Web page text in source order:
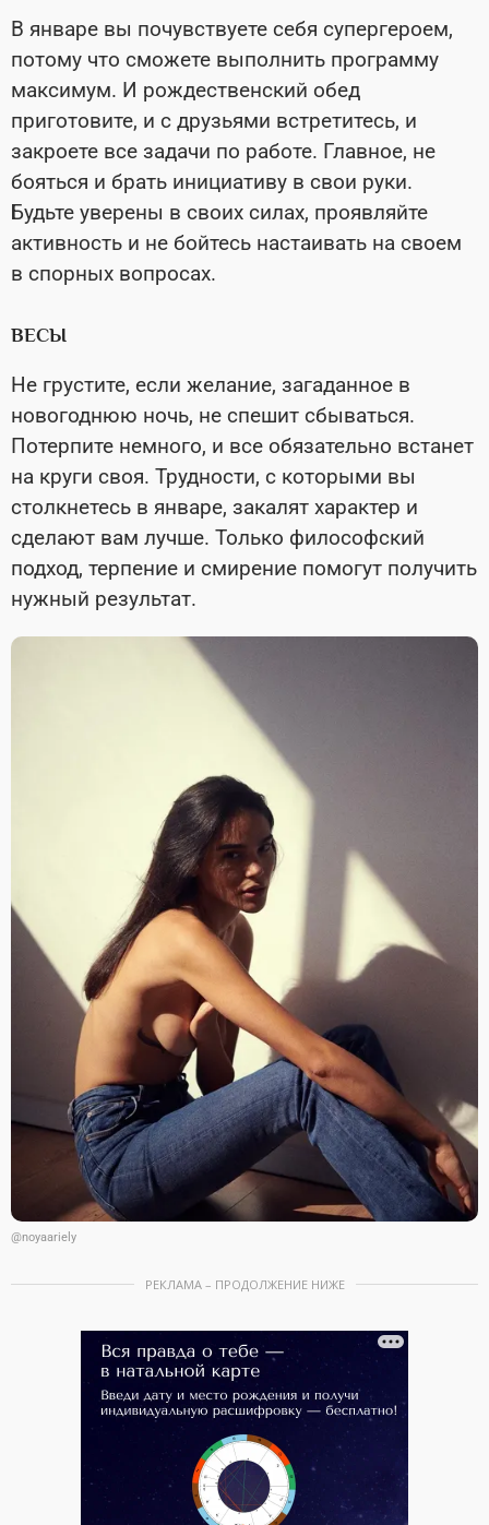
В январе вы почувствуете себя супергероем,
потому что сможете выполнить программу
максимум. И рождественский обед
приготовите, и с друзьями встретитесь, и
закроете все задачи по работе. Главное, не
бояться и брать инициативу в свои руки.
Будьте уверены в своих силах, проявляйте
активность и не бойтесь настаивать на своем
в спорных вопросах.
ВЕСЫ
Не грустите, если желание, загаданное в
новогоднюю ночь, не спешит сбываться.
Потерпите немного, и все обязательно встанет
на круги своя. Трудности, с которыми вы
столкнетесь в январе, закалят характер и
сделают вам лучше. Только философский
подход, терпение и смирение помогут получить
нужный результат.
@noyaariely
РЕКЛАМА – ПРОДОЛЖЕНИЕ НИЖЕ